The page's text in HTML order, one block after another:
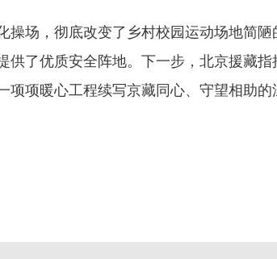
场，彻底改变了乡村校园运动场地简陋
供了优质安全阵地。下一步，北京援藏
项项暖心工程续写京藏同心、守望相助